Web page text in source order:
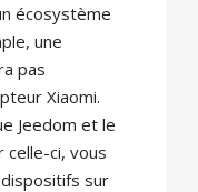
écosystème
une
pas
Xiaomi.
Jeedom et le
celle-ci, vous
sur